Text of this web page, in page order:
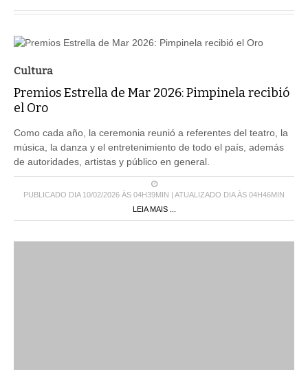
Cultura
Premios Estrella de Mar 2026: Pimpinela recibió
el Oro
Como cada año, la ceremonia reunió a referentes del teatro, la
música, la danza y el entretenimiento de todo el país, además
de autoridades, artistas y público en general.
PUBLICADO DIA 10/02/2026 ÀS 04H39MIN | ATUALIZADO DIA ÀS 04H46MIN
LEIA MAIS ...